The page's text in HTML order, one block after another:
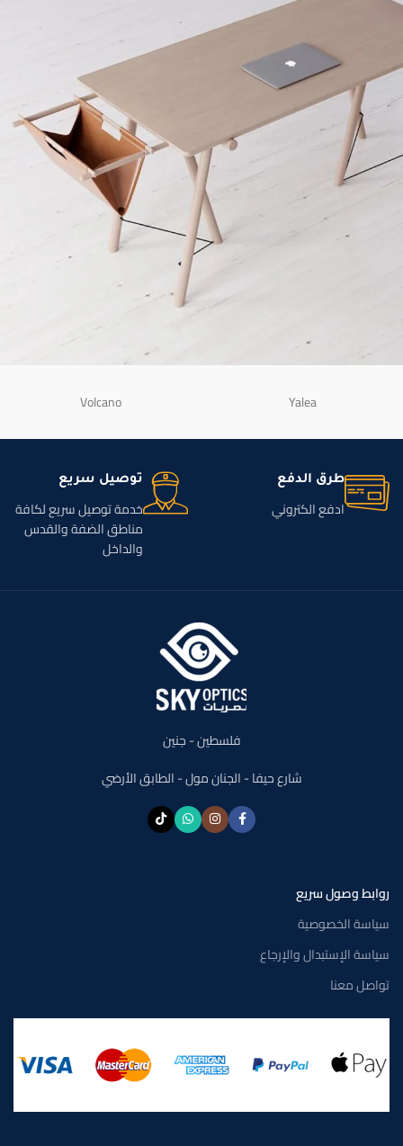
Decor
Et vestibulum quis a suspendisse
Yalea
Volcano
طرق الدفع
ادفع الكتروني
توصيل سريع
خدمة توصيل سريع لكافة
مناطق الضفة والقدس
والداخل
فلسطين - جنين
شارع حيفا - الجنان مول - الطابق الأرضي
روابط وصول سريع
سياسة الخصوصية
سياسة الإستبدال والإرجاع
تواصل معنا